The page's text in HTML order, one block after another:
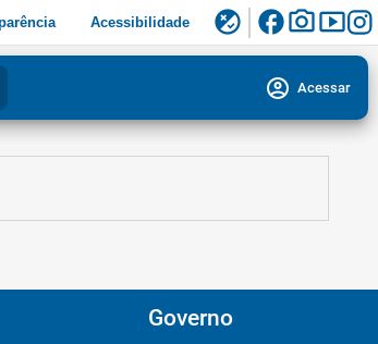
Acessibilidade flaky facebookphoto_camerasmart_display
account_circle Acessar
Governo